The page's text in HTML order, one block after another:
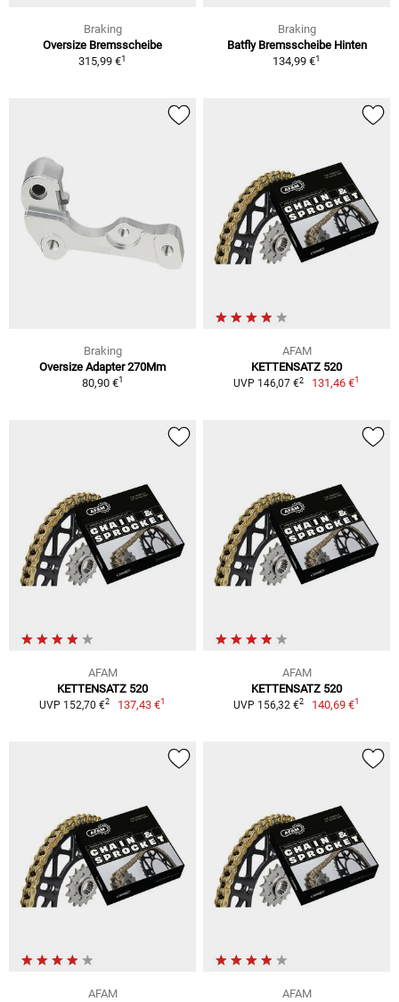
Braking
Oversize Bremsscheibe
315,99 €1
Braking
Batfly Bremsscheibe Hinten
134,99 €1
Braking
Oversize Adapter 270Mm
80,90 €1
AFAM
KETTENSATZ 520
UVP 146,07 €2 131,46 €1
AFAM
KETTENSATZ 520
UVP 152,70 €2 137,43 €1
AFAM
KETTENSATZ 520
UVP 156,32 €2 140,69 €1
AFAM
AFAM